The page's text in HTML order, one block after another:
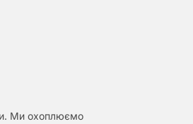
Ми охоплюємо